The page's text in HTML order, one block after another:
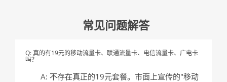
常见问题解答
Q: 真的有19元的移动流量卡、联通流量卡、电信流量卡、广电卡
吗？
A: 不存在真正的19元套餐。市面上宣传的"移动